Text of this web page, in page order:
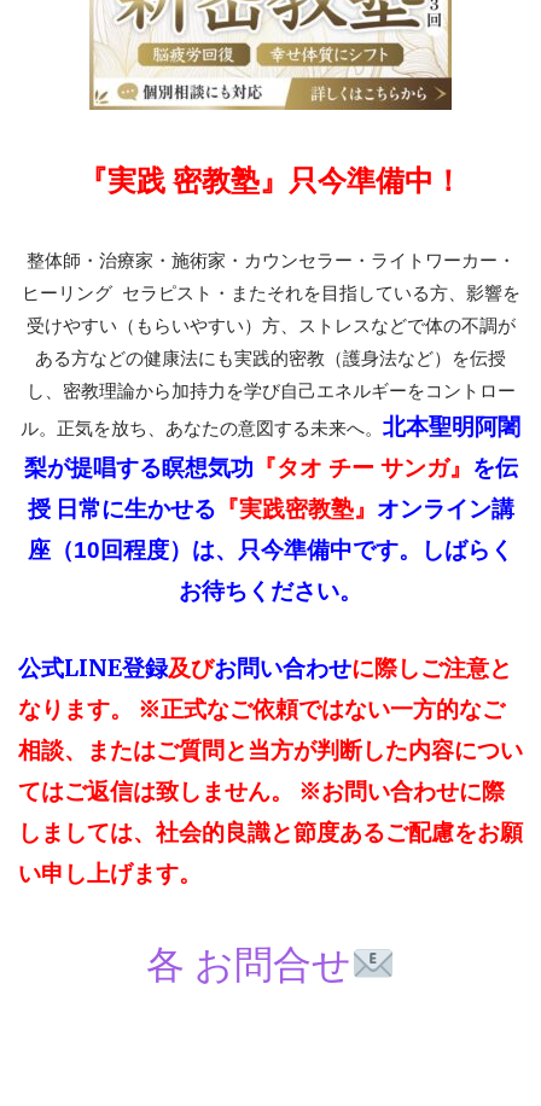
『実践 密教塾』只今準備中！
整体師・治療家・施術家・カウンセラー・ライトワーカー・
ヒーリング セラピスト・またそれを目指している方、影響を
受けやすい（もらいやすい）方、ストレスなどで体の不調が
ある方などの健康法にも実践的密教（護身法など）を伝授
し、密教理論から加持力を学び自己エネルギーをコントロー
ル。正気を放ち、あなたの意図する未来へ。 北本聖明阿闍
梨が提唱する瞑想気功 『タオ チー サンガ』 を伝
授 日常に生かせる 『実践密教塾』 オンライン講
座 （10回程度） は、只今準備中です。しばらく
お待ちください。
公式LINE登録及びお問い合わせに際しご注意と
なります。 ※正式なご依頼ではない一方的なご
相談、またはご質問と当方が判断した内容につい
てはご返信は致しません。 ※お問い合わせに際
しましては、社会的良識と節度あるご配慮をお願
い申し上げます。
各 お問合せ